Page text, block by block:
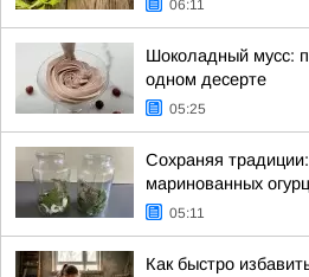
06:11
Шоколадный мусс:
одном десерте
05:25
Сохраняя
маринованных
05:11
Как быстро